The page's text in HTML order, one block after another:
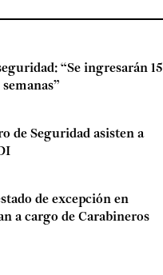
“Se ingresarán 15
de Seguridad asisten a
de excepción en
a cargo de Carabineros